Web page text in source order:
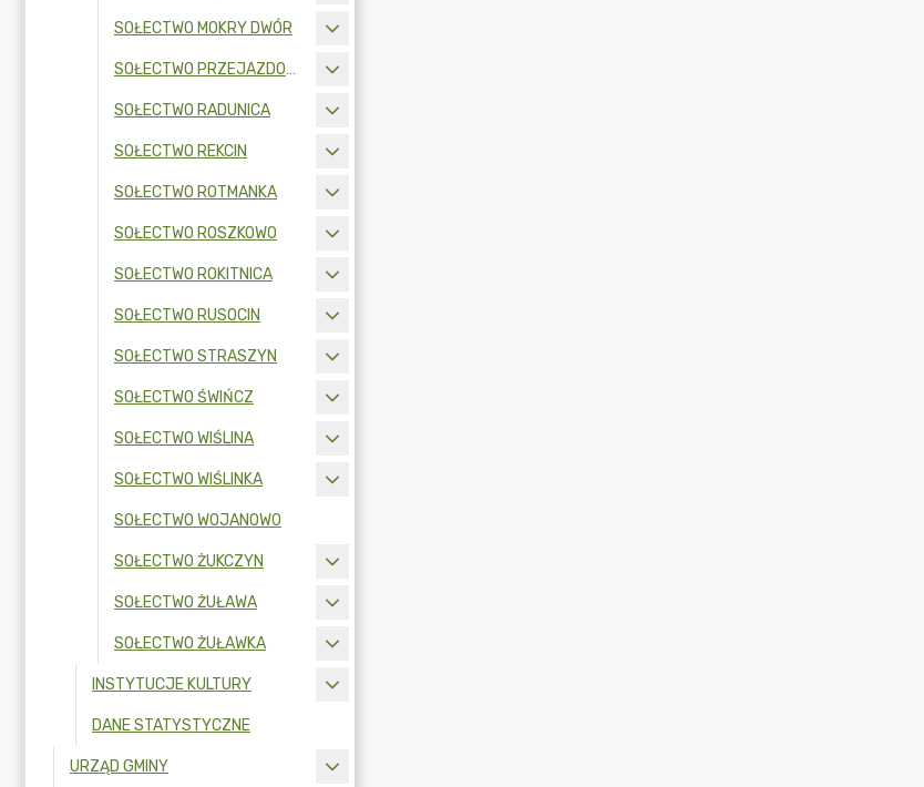
SOŁECTWO MOKRY DWÓR
SOŁECTWO PRZEJAZDOWO
SOŁECTWO RADUNICA
SOŁECTWO REKCIN
SOŁECTWO ROTMANKA
SOŁECTWO ROSZKOWO
SOŁECTWO ROKITNICA
SOŁECTWO RUSOCIN
SOŁECTWO STRASZYN
SOŁECTWO ŚWIŃCZ
SOŁECTWO WIŚLINA
SOŁECTWO WIŚLINKA
SOŁECTWO WOJANOWO
SOŁECTWO ŻUKCZYN
SOŁECTWO ŻUŁAWA
SOŁECTWO ŻUŁAWKA
INSTYTUCJE KULTURY
DANE STATYSTYCZNE
URZĄD GMINY